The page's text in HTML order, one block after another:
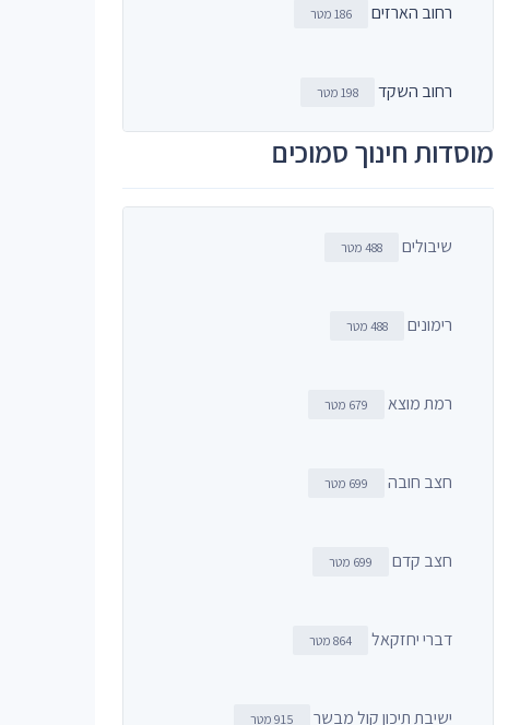
רחוב הארזים 186 מטר
רחוב השקד 198 מטר
מוסדות חינוך סמוכים
שיבולים 488 מטר
רימונים 488 מטר
רמת מוצא 679 מטר
חצב חובה 699 מטר
חצב קדם 699 מטר
דברי יחזקאל 864 מטר
ישיבת תיכון קול מבשר 915 מטר